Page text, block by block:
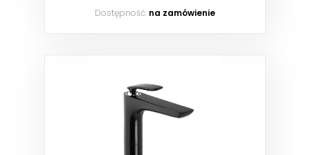
Dostępność: na zamówienie